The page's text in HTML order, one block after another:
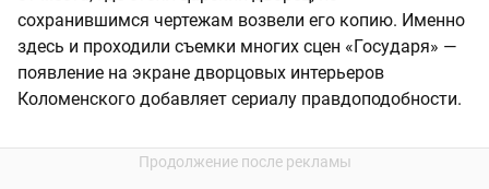
сохранившимся чертежам возвели его копию. Именно
здесь и проходили съемки многих сцен «Государя» —
появление на экране дворцовых интерьеров
Коломенского добавляет сериалу правдоподобности.